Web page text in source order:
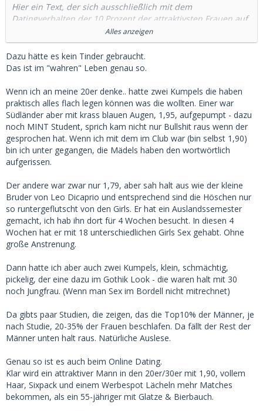
Hier ein Text, der sich ausschließlich mit dem
Datingverhalten der 10 Prozent der attraktivsten Frauen auf
Datingplattformen befasst und nicht mit dem allgemeinen
Verhalten aller Nutzerinnen. Als Mann in den Fünfzigern
gehörst du in der Regel zur Gruppe der unteren 30 Prozent,
was die Attraktivität betrifft. Ohne finanzielle Mittel hast du
in dieser Situation kaum Chancen. Zwar ist es möglich, über
Plattformen wie Tinder Kontakte zu knüpfen, aber die 10
Prozent der attraktivsten Frauen wirst du so gut wie nie
daten. Sie suchen nach jüngeren oder insgesamt
attraktiveren Partnern, und ohne entsprechende äußere
oder materielle Anreize bleibt der Zugang zu dieser Gruppe
praktisch ausgeschlossen. Natürlich im Paulanergarten ist
alles möglich.😉:
Der Text:
Das Datingverhalten der Top 10% der attraktivsten Frauen
auf Dating-Plattformen zeigt ein klares Muster, das durch
Analysen von Plattformen wie OkCupid, Tinder und anderen
gestützt wird. Diese Verhaltensmuster offenbaren
Präferenzen, die stark auf Attraktivität und andere
Statusmerkmale ausgerichtet sind. Die genauen
Prozentzahlen können variieren, aber die allgemeinen
Tendenzen lassen sich wie folgt zusammenfassen:
1. Attraktivste Männer (Top 10%): Die attraktivsten Frauen
richten etwa 50-60% ihrer Kontakte und Anfragen an die
Top 10% der attraktivsten Männer.
der Kontakte der attraktivsten Frauen gehen an
mittelattraktive Männer. Die Top-Frauen weichen in einigen
Fällen von den äußerlich attraktivsten Männern ab, wenn
andere attraktive Qualitäten vorhanden sind.
Alles anzeigen
Dazu hätte es kein Tinder gebraucht.
Das ist im "wahren" Leben genau so.
Wenn ich an meine 20er denke.. hatte zwei Kumpels die haben
praktisch alles flach legen können was die wollten. Einer war
Südländer aber mit krass blauen Augen, 1,95, aufgepumpt - dazu
noch MINT Student, sprich kam nicht nur Bullshit raus wenn der
gesprochen hat. Wenn ich mit dem im Club war (bin selbst 1,90)
bin ich unter gegangen, die Mädels haben den wortwörtlich
aufgerissen.
Der andere war zwar nur 1,79, aber sah halt aus wie der kleine
Bruder von Leo Dicaprio und entsprechend sind die Höschen nur
so runtergeflutscht von den Girls. Er hat ein Auslandssemester
gemacht, ich hab ihn dort für 4 Wochen besucht. In diesen 4
Wochen hat er mit 18 unterschiedlichen Girls Sex gehabt. Ohne
große Anstrenung.
Dann hatte ich aber auch zwei Kumpels, klein, schmächtig,
pickelig, der eine dazu im Gothik Look - die waren halt mit 30
noch Jungfrau. (Wenn man Sex im Bordell nicht mitrechnet)
Da gibts paar Studien, die zeigen, das die Top10% der Männer, je
nach Studie, 20-35% der Frauen beschlafen. Da fällt der Rest der
Männer unten halt raus. Natürliche Auslese.
Genau so ist es auch beim Online Dating.
Klar wird ein attraktiver Mann in den 20er/30er mit 1,90, vollem
Haar, Sixpack und einem Werbespot Lächeln mehr Matches
bekommen, als ein 55-jähriger mit Glatze & Bierbauch.